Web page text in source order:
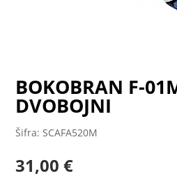
BOKOBRAN F-
DVOBOJNI
Šifra: SCAFA520M
31,00€